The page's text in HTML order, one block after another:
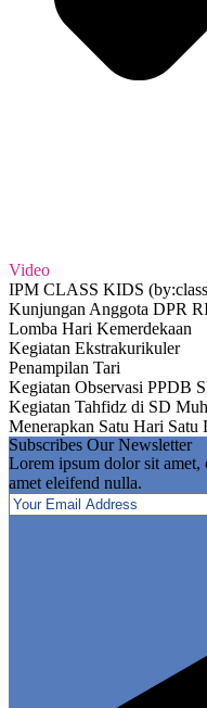
Video
IPM CLASS KIDS
Kunjungan Anggota DPR
Lomba Hari Kemerdekaan
Kegiatan Ekstrakurikuler
Penampilan Tari
Kegiatan Observasi PPDB
Kegiatan Tahfidz di SD
Menerapkan Satu Hari Satu
Subscribes Our Newsletter
Lorem ipsum dolor sit amet,
amet eleifend nulla.